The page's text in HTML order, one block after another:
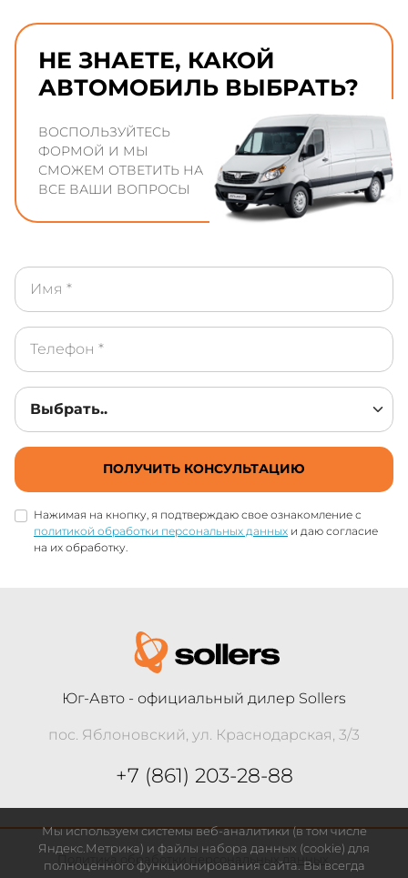
НЕ ЗНАЕТЕ, КАКОЙ
АВТОМОБИЛЬ ВЫБРАТЬ?
ВОСПОЛЬЗУЙТЕСЬ
ФОРМОЙ И МЫ
СМОЖЕМ ОТВЕТИТЬ НА
ВСЕ ВАШИ ВОПРОСЫ
ПОЛУЧИТЬ КОНСУЛЬТАЦИЮ
Нажимая на кнопку, я подтверждаю свое ознакомление с
политикой обработки персональных данных и даю согласие
на их обработку.
Юг-Авто - официальный дилер Sollers
пос. Яблоновский, ул. Краснодарская, 3/3
+7 (861) 203-28-88
Политика обработки персональных данных
Мы используем системы веб-аналитики (в том числе
Яндекс.Метрика) и файлы набора данных (cookie) для
полноценного функционирования сайта. Вы всегда